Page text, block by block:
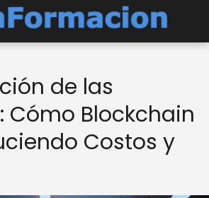
de las
Cómo Blockchain
Costos y